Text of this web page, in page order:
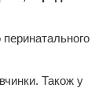
Також у